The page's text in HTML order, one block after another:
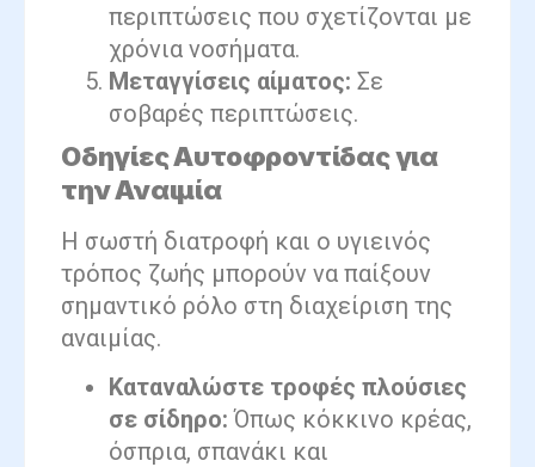
περιπτώσεις που σχετίζονται με
χρόνια νοσήματα.
Μεταγγίσεις αίματος: Σε
σοβαρές περιπτώσεις.
Οδηγίες Αυτοφροντίδας για
την Αναιμία
Η σωστή διατροφή και ο υγιεινός
τρόπος ζωής μπορούν να παίξουν
σημαντικό ρόλο στη διαχείριση της
αναιμίας.
Καταναλώστε τροφές πλούσιες
σε σίδηρο: Όπως κόκκινο κρέας,
όσπρια, σπανάκι και